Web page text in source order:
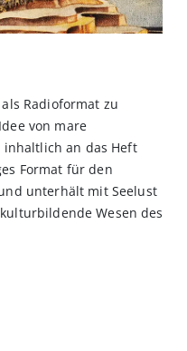
Radioformat zu
von mare
an das Heft
Format für den
unterhält mit Seelust
Wesen des